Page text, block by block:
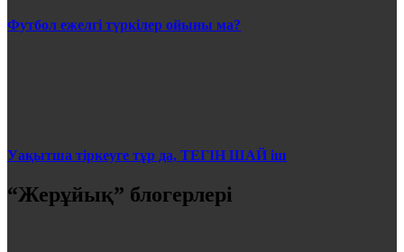
Футбол ежелгі түркілер ойыны ма?
Уақытша тіркеуге тұр да, ТЕГІН ШАЙ іш
“Жерұйық” блогерлері